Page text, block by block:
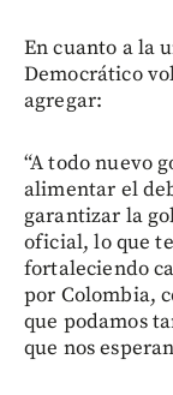
En cuanto a la
Democrático
agregar:
“A todo nuevo
alimentar el
garantizar la
oficial, lo que
fortaleciendo
por Colombia,
que podamos
que nos